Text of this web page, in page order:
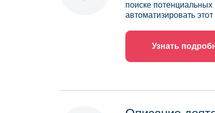
поиске
автоматизировать этот
Узнать